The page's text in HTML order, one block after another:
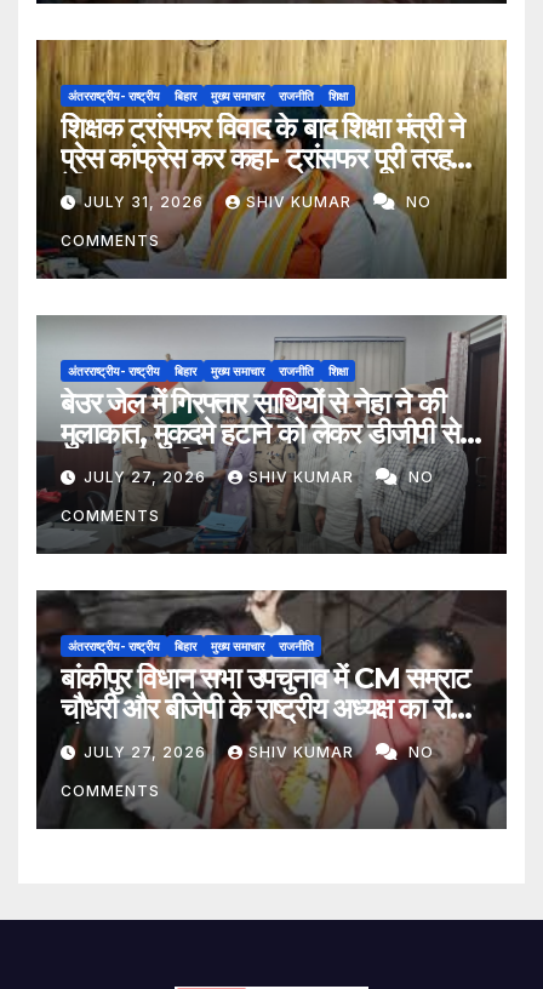
अंतरराष्ट्रीय- राष्ट्रीय बिहार मुख्य समाचार राजनीति शिक्षा
शिक्षक ट्रांसफर विवाद के बाद शिक्षा मंत्री ने
प्रेस कांफ्रेस कर कहा- ट्रांसफर पूरी तरह
ऐच्छिक
JULY 31, 2026 SHIV KUMAR NO
COMMENTS
अंतरराष्ट्रीय- राष्ट्रीय बिहार मुख्य समाचार राजनीति शिक्षा
बेउर जेल में गिरफ्तार साथियों से नेहा ने की
मुलाकात, मुकदमे हटाने को लेकर डीजीपी से
मिला प्रतिनिधिमंडल
JULY 27, 2026 SHIV KUMAR NO
COMMENTS
अंतरराष्ट्रीय- राष्ट्रीय बिहार मुख्य समाचार राजनीति
बांकीपुर विधान सभा उपचुनाव में CM सम्राट
चौधरी और बीजेपी के राष्ट्रीय अध्यक्ष का रोड
शोJULY 27, 2026 SHIV KUMAR NO
COMMENTS